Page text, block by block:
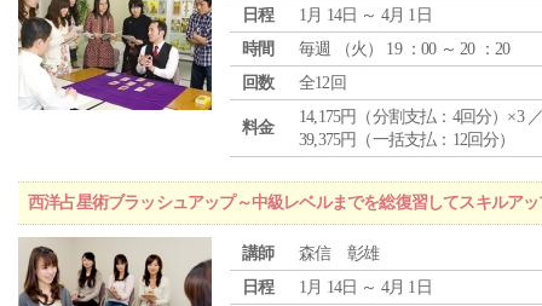
日程
1月 14日 ～ 4月 1日
時間
毎週 （火 ） 19 ：00 ～ 20 ：20
回数
全12回
料金
14,175円（分割支払：4回分）×3
39,375円（一括支払：12回分）
西洋占星術ブラッシュアップ～中級レベルまでを総復習してスキルア
講師
森信 彰雄
日程
1月 14日 ～ 4月 1日